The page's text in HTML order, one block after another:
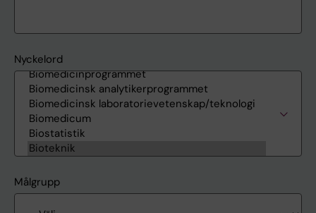
Nyckelord
Målgrupp